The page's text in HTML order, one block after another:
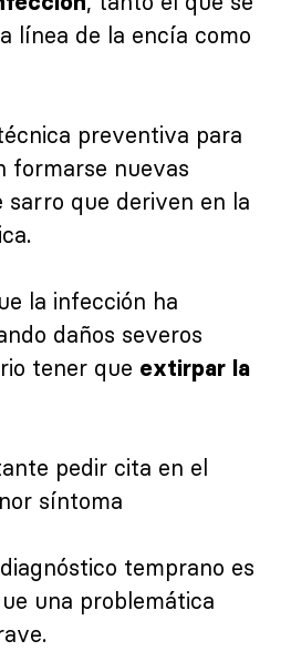
línea de la encía como
preventiva para
formarse nuevas
sarro que deriven en la
la infección ha
daños severos
tener que extirpar la
pedir cita en el
síntoma
temprano es
una problemática